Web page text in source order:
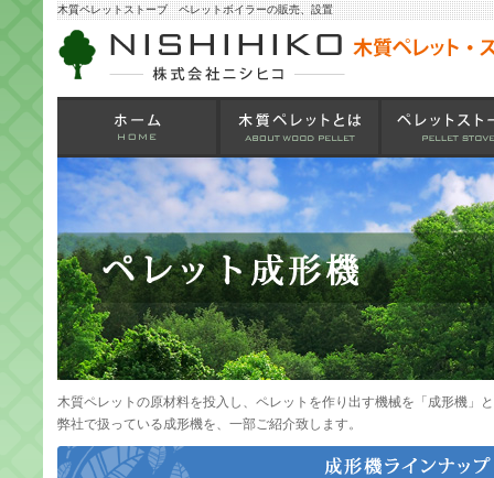
木質ペレットストーブ ペレットボイラーの販売、設置
木質ペレットの原材料を投入し、ペレットを作り出す機械を「成形機」
弊社で扱っている成形機を、一部ご紹介致します。